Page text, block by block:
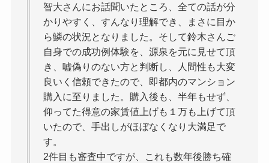
智大さんにお話聞いたところ、全ての話が分
かりやすく、すんなり理解でき、まさに目か
ら鱗の状況となりました。そして鈴木さんご
自身での成功例体験を、源泉を元に見せて頂
き、嘘偽りのない方と判断し、人間性も大変
良いく信頼できたので、即都内のマンション
購入に至りました。購入後も、半年もせず、
仰ってた得意の家賃値上げも１万も上げて頂
いたので、手出しがほぼなくなり大満足で
す。
2件目も審査中ですが、これも数年後勝ち確